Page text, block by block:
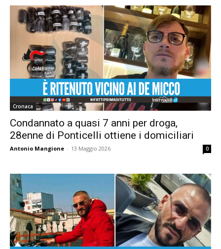
Cronaca
Condannato a quasi 7 anni per droga,
28enne di Ponticelli ottiene i domiciliari
Antonio Mangione - 13 Maggio 2026 0